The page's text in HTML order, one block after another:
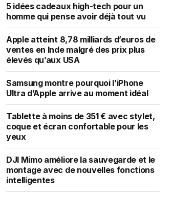
5 idées cadeaux high-tech pour un
homme qui pense avoir déjà tout vu
Apple atteint 8,78 milliards d’euros de
ventes en Inde malgré des prix plus
élevés qu’aux USA
Samsung montre pourquoi l’iPhone
Ultra d’Apple arrive au moment idéal
Tablette à moins de 351 € avec stylet,
coque et écran confortable pour les
yeux
DJI Mimo améliore la sauvegarde et le
montage avec de nouvelles fonctions
intelligentes